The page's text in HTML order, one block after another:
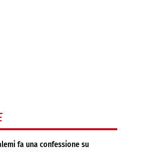
fa una confessione su